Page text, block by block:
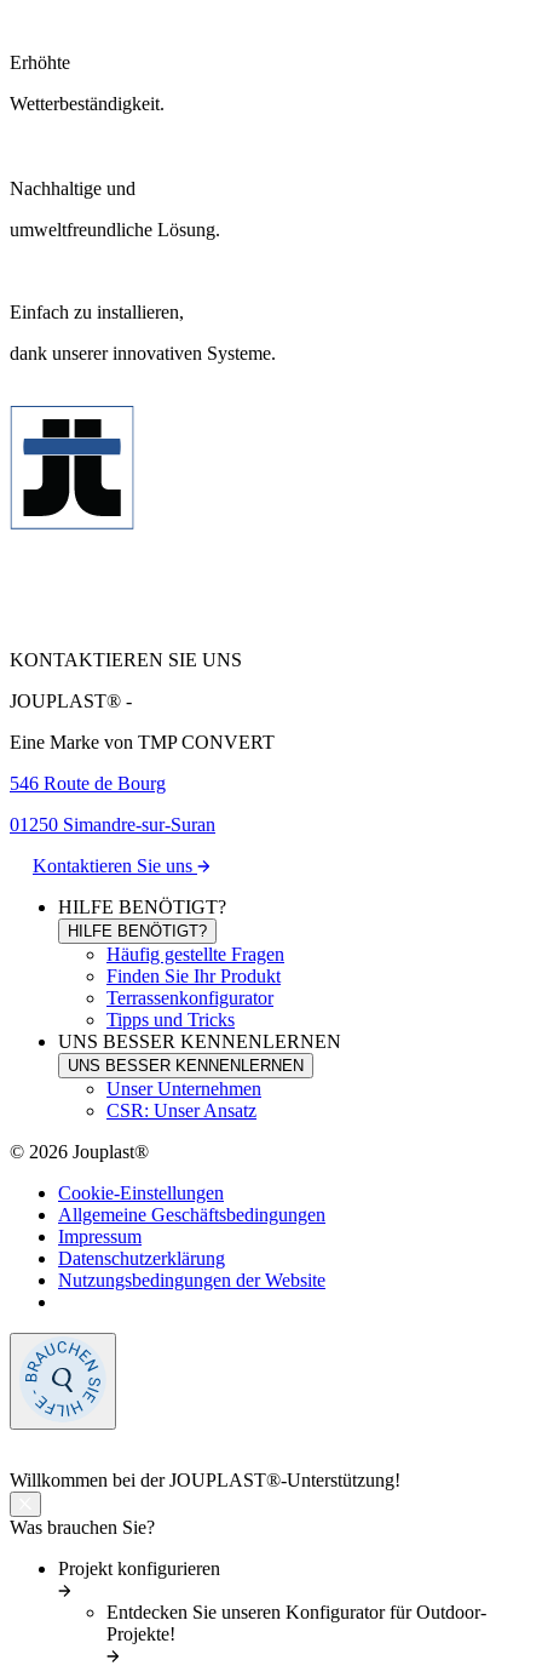
Erhöhte
Wetterbeständigkeit.
Nachhaltige und
umweltfreundliche Lösung.
Einfach zu installieren,
dank unserer innovativen Systeme.
KONTAKTIEREN SIE UNS
JOUPLAST® -
Eine Marke von TMP CONVERT
546 Route de Bourg
01250 Simandre-sur-Suran
Kontaktieren Sie uns
HILFE BENÖTIGT?
HILFE BENÖTIGT?
Häufig gestellte Fragen
Finden Sie Ihr Produkt
Terrassenkonfigurator
Tipps und Tricks
UNS BESSER KENNENLERNEN
UNS BESSER KENNENLERNEN
Unser Unternehmen
CSR: Unser Ansatz
© 2026 Jouplast®
Cookie-Einstellungen
Allgemeine Geschäftsbedingungen
Impressum
Datenschutzerklärung
Nutzungsbedingungen der Website
Willkommen bei der JOUPLAST®-Unterstützung!
Was brauchen Sie?
Projekt konfigurieren
Entdecken Sie unseren Konfigurator für Outdoor-
Projekte!